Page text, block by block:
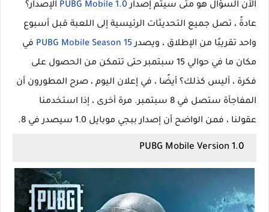
الآن السؤال هو متى سيتم إصدارPUBG Mobile 1.0 الإصدار؟
عادةً ، تصل جميع التحديثات الرئيسية إلى اللعبة قبل أسبوع
واحد تقريبًا من الإطلاق ، ويصدرPUBG Mobile Season 15 في
مكان ما في حوالي 15 سبتمبر حتى تتمكن من الحصول على
فكرة ، أليس كذلك؟ أيضًا ، في إعلان اليوم ، صرح المطورون أن
المفاجأة ستصل في 8 سبتمبر. مرة أخرى ، إذا استخدمنا
عقولنا ، فمن الواضح أن إصدار ببجي موبايل 1.0 سيصدر في 8.
PUBG Mobile Version 1.0